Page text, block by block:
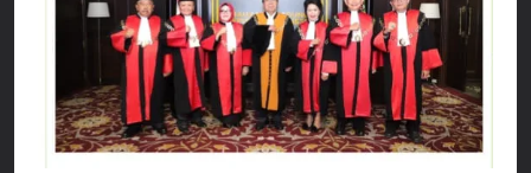
Edaran Disdik Jabar
Nasional TKBM: “Belum
Ada Keputusan Resmi”
Agustus 3, 2026
Menjalin Harmoni di
Tanah Sukaresmi: Kala
Mina Padi, P2L, dan
Gotong Royong
Menggerakkan Ekonomi
Desa
Agustus 3, 2026
Korban Tenggelam di
Perairan Giligenting
Ditemukan, Polisi
Agustus 3, 2026